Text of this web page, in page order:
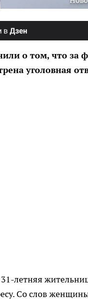
о том, что за
уголовная
летняя
Со слов